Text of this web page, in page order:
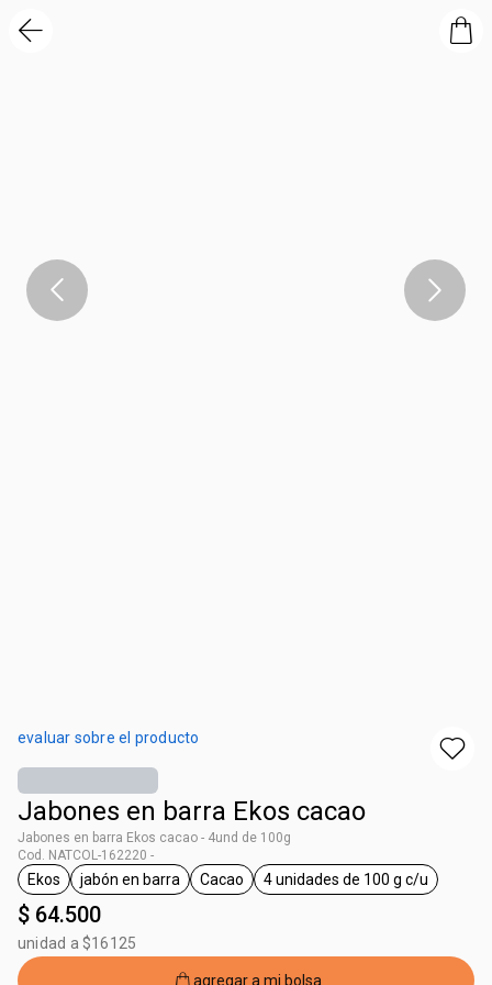
evaluar sobre el producto
Jabones en barra Ekos cacao
Jabones en barra Ekos cacao - 4und de 100g
Cod. NATCOL-162220 -
general.tag Ekos
Ekos
general.tag jabón en barra
jabón en barra
general.tag Cacao
Cacao
general.tag 4
4 unidades de 100 g c/u
$ 64.500
unidad a $16125
agregar a mi bolsa